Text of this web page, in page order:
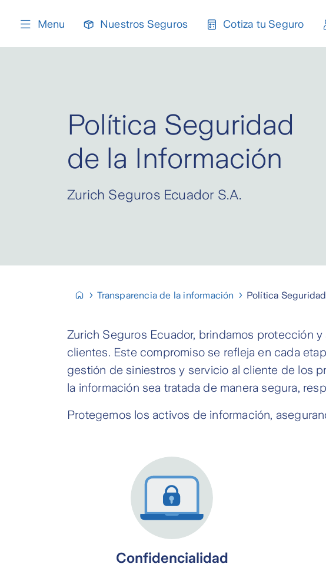
Menu Nuestros Seguros Cotiza tu Seguro
Política Seguridad
de la Información
Zurich Seguros Ecuador S.A.
Transparencia de la información Política
Zurich Seguros Ecuador, brindamos protección
clientes. Este compromiso se refleja en cada
gestión de siniestros y servicio al cliente de los
la información sea tratada de manera segura,
Protegemos los activos de información,
Confidencialidad